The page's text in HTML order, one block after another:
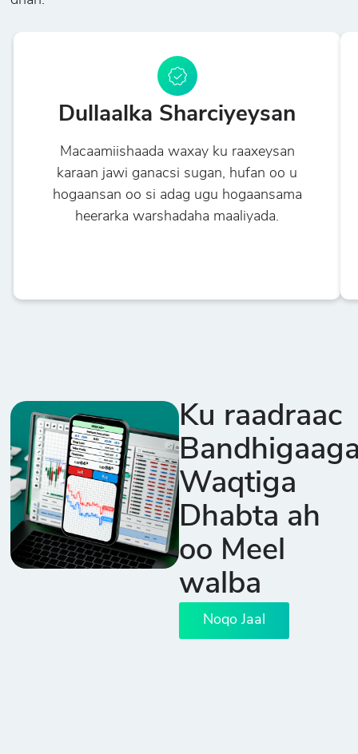
Dullaalka Sharciyeysan
Macaamiishaada waxay ku raaxeysan
karaan jawi ganacsi sugan, hufan oo u
hogaansan oo si adag ugu hogaansama
heerarka warshadaha maaliyada.
Ku raadraac
Waqtiga
Dhabta ah
oo Meel
walba
Noqo Jaal